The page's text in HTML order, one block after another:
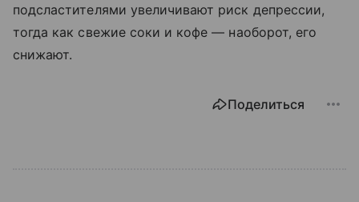
подсластителями увеличивают риск депрессии,
тогда как свежие соки и кофе — наоборот, его
снижают.
Поделиться